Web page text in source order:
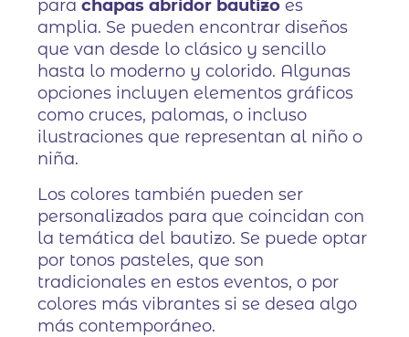
parachapas abridor bautizo es
amplia. Se pueden encontrar diseños
que van desde lo clásico y sencillo
hasta lo moderno y colorido. Algunas
opciones incluyen elementos gráficos
como cruces, palomas, o incluso
ilustraciones que representan al niño o
niña.
Los colores también pueden ser
personalizados para que coincidan con
la temática del bautizo. Se puede optar
por tonos pasteles, que son
tradicionales en estos eventos, o por
colores más vibrantes si se desea algo
más contemporáneo.